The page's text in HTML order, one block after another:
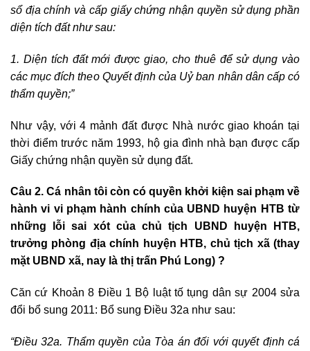
sổ địa chính và cấp giấy chứng nhận quyền sử dụng phần
diện tích đất như sau:
1. Diện tích đất mới được giao, cho thuê để sử dụng vào
các mục đích theo Quyết định của Uỷ ban nhân dân cấp có
thẩm quyền;”
Như vậy, với 4 mảnh đất được Nhà nước giao khoán tại
thời điểm trước năm 1993, hộ gia đình nhà bạn được cấp
Giấy chứng nhận quyền sử dụng đất.
Câu 2. Cá nhân tôi còn có quyền khởi kiện sai phạm về
hành vi vi phạm hành chính của UBND huyện HTB từ
những lỗi sai xót của chủ tịch UBND huyện HTB,
trưởng phòng địa chính huyện HTB, chủ tịch xã (thay
mặt UBND xã, nay là thị trấn Phú Long) ?
Căn cứ Khoản 8 Điều 1 Bộ luật tố tụng dân sự 2004 sửa
đổi bổ sung 2011: Bổ sung Điều 32a như sau:
“Điều 32a. Thẩm quyền của Tòa án đối với quyết định cá